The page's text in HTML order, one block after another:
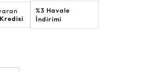
Burç
%3 Havale
İndirimi